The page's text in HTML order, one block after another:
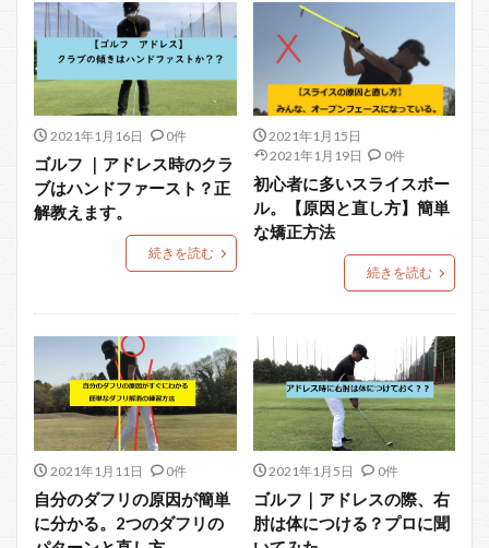
2021年1月16日 0件
ゴルフ ｜アドレス時のクラ
ブはハンドファースト？正
解教えます。
続きを読む
2021年1月15日
2021年1月19日
0件
初心者に多いスライスボー
ル。【原因と直し方】簡単
な矯正方法
続きを読む
2021年1月11日 0件
自分のダフリの原因が簡単
に分かる。2つのダフリの
2021年1月5日 0件
ゴルフ｜アドレスの際、右
肘は体につける？プロに聞